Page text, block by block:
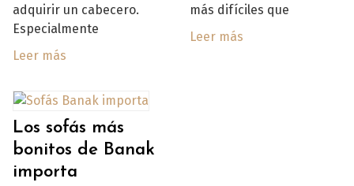
adquirir un cabecero.
Especialmente
Leer más
más difíciles que
Leer más
Los sofás más
bonitos de Banak
importa